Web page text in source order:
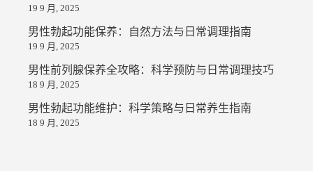
19 9 月, 2025
男性勃起功能保养：自然方法与日常调理指南
19 9 月, 2025
男性前列腺保养全攻略：科学预防与日常调理技巧
18 9 月, 2025
男性勃起功能维护：科学策略与日常养生指南
18 9 月, 2025